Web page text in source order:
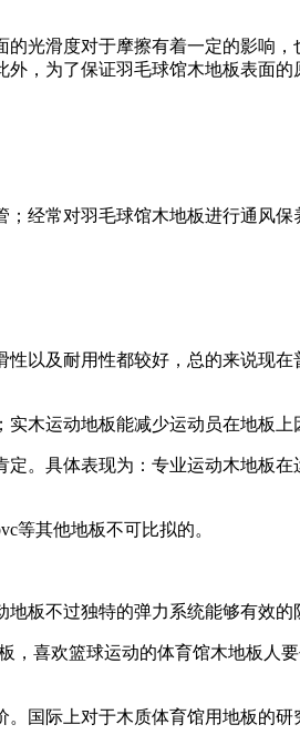
光滑度对于摩擦有着一定的影响
，为了保证羽毛球馆木地板表面
经常对羽毛球馆木地板进行通风保
以及耐用性都较好，总的来说现
木运动地板能减少运动员在地板上
。具体表现为：专业运动木地板
等其他地板不可比拟的。
板不过独特的弹力系统能够有效的
喜欢篮球运动的体育馆木地板人
国际上对于木质体育馆用地板的